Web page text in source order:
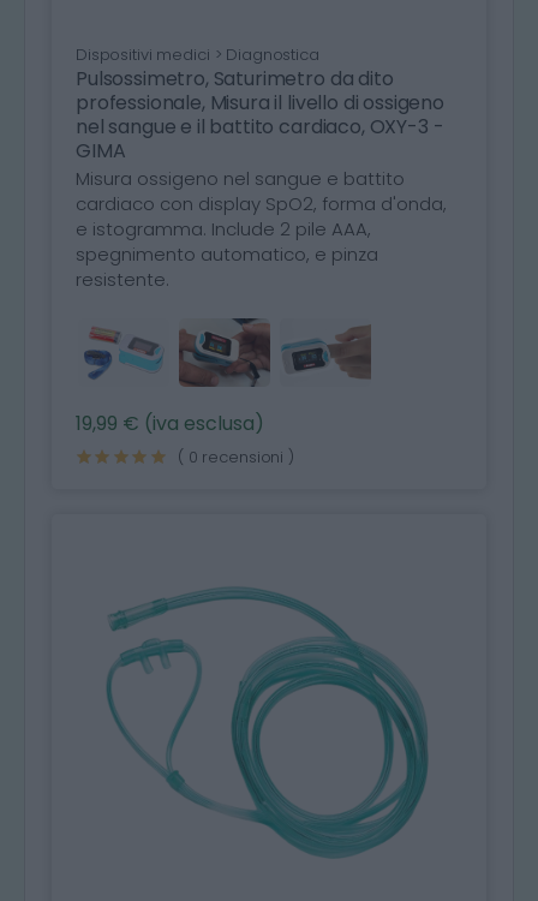
Dispositivi medici > Diagnostica
Pulsossimetro, Saturimetro da dito
professionale, Misura il livello di ossigeno
nel sangue e il battito cardiaco, OXY-3 -
GIMA
Misura ossigeno nel sangue e battito
cardiaco con display SpO2, forma d'onda,
e istogramma. Include 2 pile AAA,
spegnimento automatico, e pinza
resistente.
19,99 € (iva esclusa)
( 0 recensioni )